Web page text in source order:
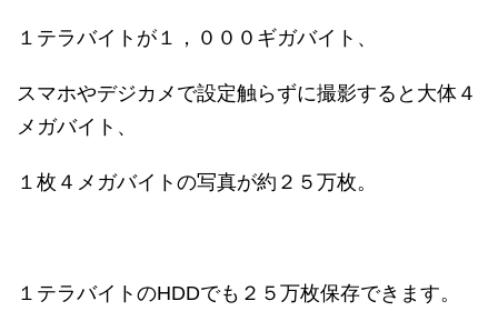
１テラバイトが１，０００ギガバイト、
スマホやデジカメで設定触らずに撮影すると大体４
メガバイト、
１枚４メガバイトの写真が約２５万枚。
１テラバイトのHDDでも２５万枚保存できます。